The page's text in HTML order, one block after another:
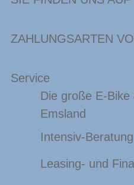
ZAHLUNGSARTEN
Service
Die große E-
Emsland
Intensiv-Beratung
Leasing- und